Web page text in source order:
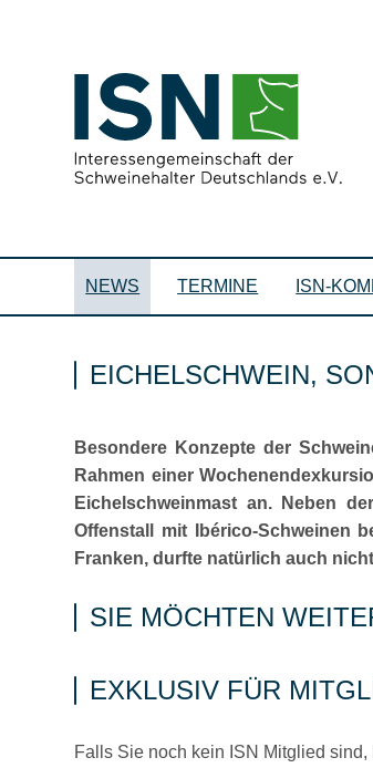
NEWS TERMINE ISN-
EICHELSCHWEIN,
Besondere Konzepte der
Rahmen einer
Eichelschweinmast an. Neben
Offenstall mit Ibérico-Schweinen
Franken, durfte natürlich auch
SIE MÖCHTEN
EXKLUSIV FÜR
Falls Sie noch kein ISN Mitglied